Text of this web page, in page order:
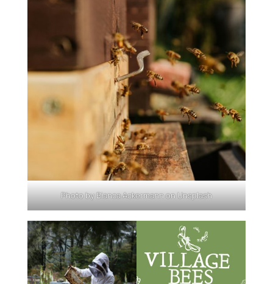
Photo byBianca AckermannonUnsplash